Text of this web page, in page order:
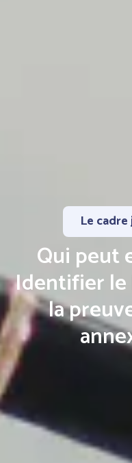
Le
Qui peut
Identifier le
la